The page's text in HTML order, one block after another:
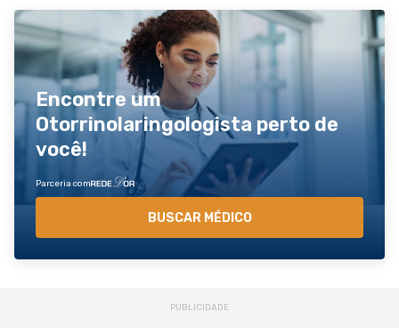
Encontre um
Otorrinolaringologista perto de
você!
Parceria com
BUSCAR MÉDICO